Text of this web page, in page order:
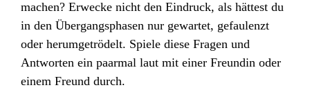
machen? Erwecke nicht den Eindruck, als hättest du
in den Übergangsphasen nur gewartet, gefaulenzt
oder herumgetrödelt. Spiele diese Fragen und
Antworten ein paarmal laut mit einer Freundin oder
einem Freund durch.